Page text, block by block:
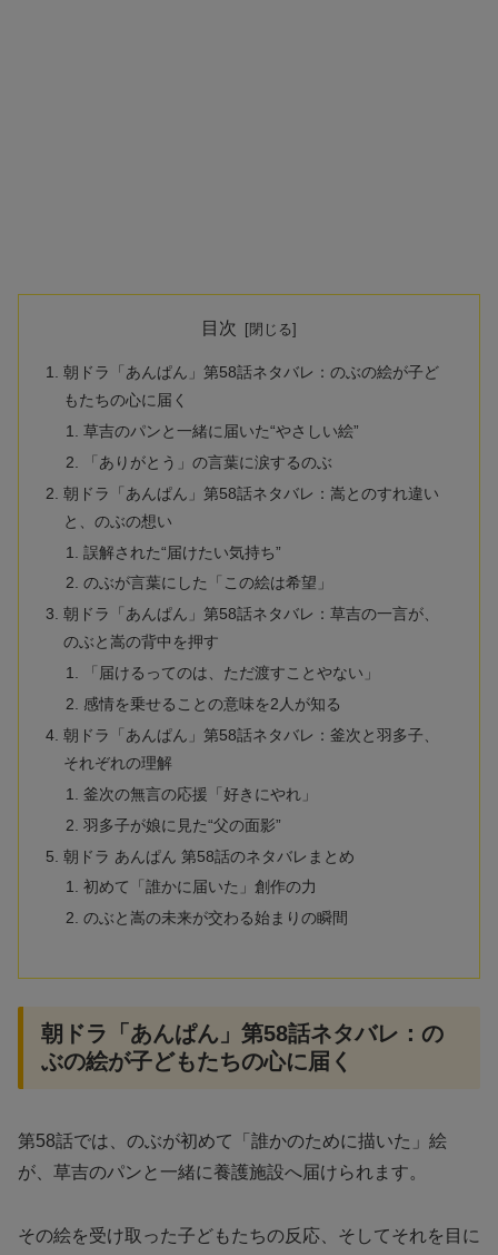
目次
朝ドラ「あんぱん」第58話ネタバレ：のぶの絵が子ど
もたちの心に届く
草吉のパンと一緒に届いた“やさしい絵”
「ありがとう」の言葉に涙するのぶ
朝ドラ「あんぱん」第58話ネタバレ：嵩とのすれ違い
と、のぶの想い
誤解された“届けたい気持ち”
のぶが言葉にした「この絵は希望」
朝ドラ「あんぱん」第58話ネタバレ：草吉の一言が、
のぶと嵩の背中を押す
「届けるってのは、ただ渡すことやない」
感情を乗せることの意味を2人が知る
朝ドラ「あんぱん」第58話ネタバレ：釜次と羽多子、
それぞれの理解
釜次の無言の応援「好きにやれ」
羽多子が娘に見た“父の面影”
朝ドラ あんぱん 第58話のネタバレまとめ
初めて「誰かに届いた」創作の力
のぶと嵩の未来が交わる始まりの瞬間
朝ドラ「あんぱん」第58話ネタバレ：の
ぶの絵が子どもたちの心に届く
第58話では、のぶが初めて「誰かのために描いた」絵
が、草吉のパンと一緒に養護施設へ届けられます。
その絵を受け取った子どもたちの反応、そしてそれを目に